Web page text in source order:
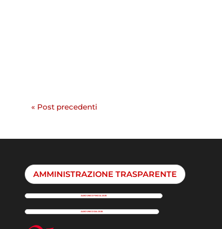
« Post precedenti
AMMINISTRAZIONE TRASPARENTE
ALBO UNICO FINO AL 2025
ALBO UNICO DAL 2026